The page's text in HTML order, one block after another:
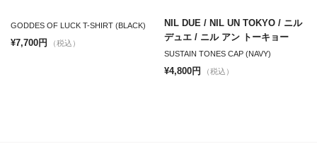
GODDES OF LUCK T-SHIRT (BLACK)
¥7,700円 （税込）
NIL DUE / NIL UN TOKYO / ニル
デュエ / ニル アン トーキョー
SUSTAIN TONES CAP (NAVY)
¥4,800円 （税込）